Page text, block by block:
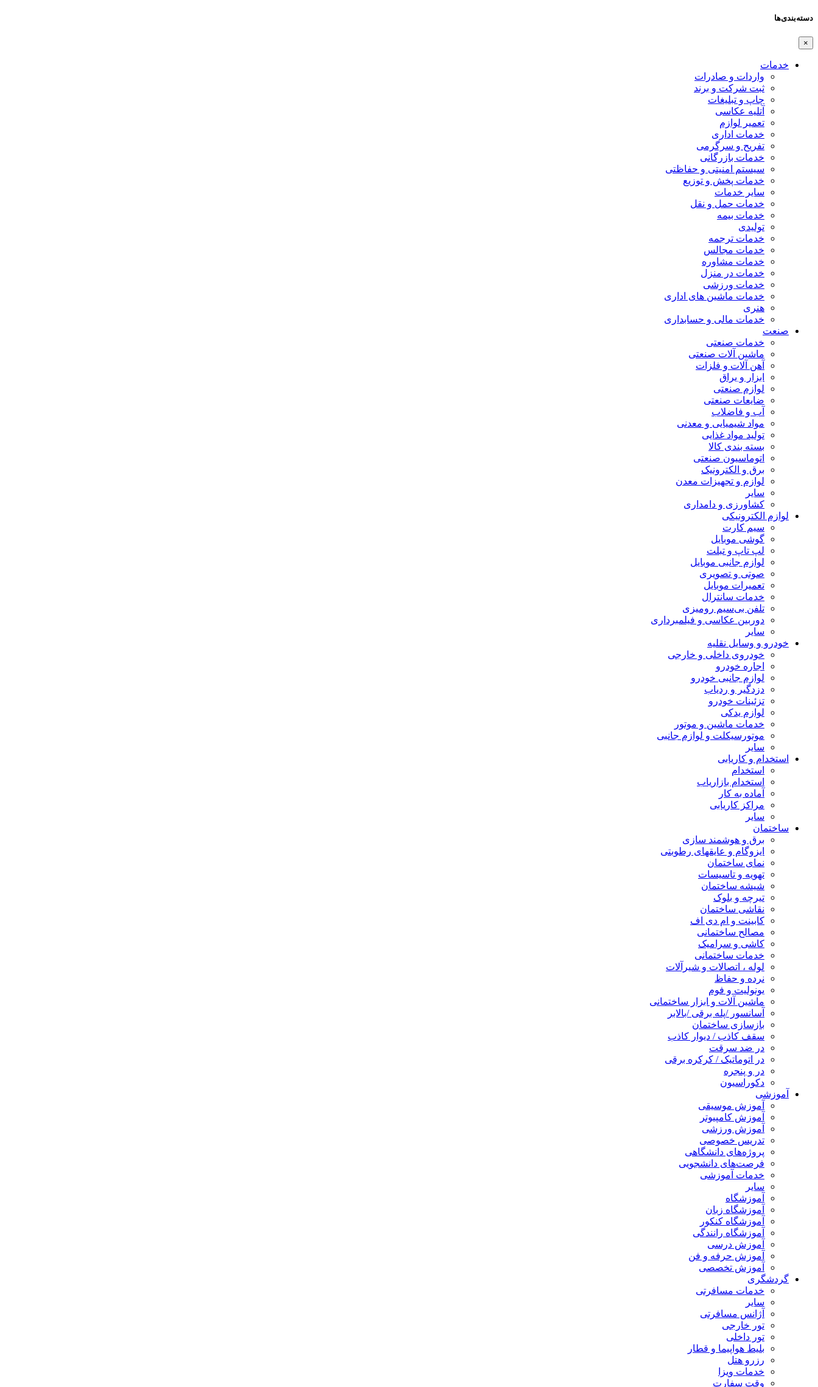
دسته‌بندی‌ها
×
خدمات
واردات و صادرات
ثبت شرکت و برند
چاپ و تبلیغات
آتلیه عکاسی
تعمیر لوازم
خدمات اداری
تفریح و سرگرمی
خدمات بازرگانی
سیستم امنیتی و حفاظتی
خدمات پخش و توزیع
سایر خدمات
خدمات حمل و نقل
خدمات بیمه
تولیدی
خدمات ترجمه
خدمات مجالس
خدمات مشاوره
خدمات در منزل
خدمات ورزشی
خدمات ماشین های اداری
هنری
خدمات مالی و حسابداری
صنعت
خدمات صنعتی
ماشین آلات صنعتی
آهن آلات و فلزات
ابزار و یراق
لوازم صنعتی
ضایعات صنعتی
آب و فاضلاب
مواد شیمیایی و معدنی
تولید مواد غذایی
بسته بندی کالا
اتوماسیون صنعتی
برق و الکترونیک
لوازم و تجهیزات معدن
سایر
کشاورزی و دامداری
لوازم الکترونیکی
سیم کارت
گوشی موبایل
لپ تاپ و تبلت
لوازم جانبی موبایل
صوتی و تصویری
تعمیرات موبایل
خدمات سانترال
تلفن بی‌سیم رومیزی
دوربین عکاسی و فیلمبرداری
سایر
خودرو و وسایل نقلیه
خودروی داخلی و خارجی
اجاره خودرو
لوازم جانبی خودرو
دزدگیر و ردیاب
تزئینات خودرو
لوازم یدکی
خدمات ماشین و موتور
موتورسیکلت و لوازم جانبی
سایر
استخدام و کاریابی
استخدام
استخدام بازاریاب
آماده به کار
مراکز کاریابی
سایر
ساختمان
برق و هوشمند سازی
ایزوگام و عایقهای رطوبتی
نمای ساختمان
تهویه و تاسیسات
شیشه ساختمان
تیرچه و بلوک
نقاشی ساختمان
کابینت و ام دی اف
مصالح ساختمانی
کاشی و سرامیک
خدمات ساختمانی
لوله ، اتصالات و شیرآلات
نرده و حفاظ
یونولیت و فوم
ماشین آلات و ابزار ساختمانی
آسانسور /پله برقی /بالابر
بازسازی ساختمان
سقف کاذب / دیوار کاذب
در ضد سرقت
در اتوماتیک / کرکره برقی
در و پنجره
دکوراسیون
آموزشی
آموزش موسیقی
آموزش کامپیوتر
آموزش ورزشی
تدریس خصوصی
پروژه‌های دانشگاهی
فرصت‌های دانشجویی
خدمات آموزشی
سایر
آموزشگاه
آموزشگاه زبان
آموزشگاه کنکور
آموزشگاه رانندگی
آموزش درسی
آموزش حرفه و فن
آموزش تخصصی
گردشگری
خدمات مسافرتی
سایر
آژانس مسافرتی
تور خارجی
تور داخلی
بلیط هواپیما و قطار
رزرو هتل
خدمات ویزا
وقت سفارت